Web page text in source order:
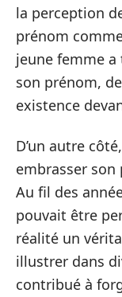
la perception
prénom
jeune femme
son prénom,
existence
D’un autre
embrasser
Au fil des
pouvait être
réalité un
illustrer dans
contribué à